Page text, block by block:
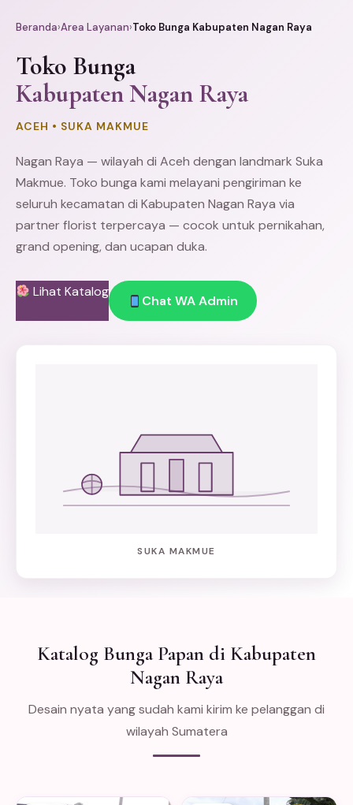
Beranda›Area Layanan›Toko Bunga Kabupaten Nagan Raya
Toko Bunga
Kabupaten Nagan Raya
ACEH • SUKA MAKMUE
Nagan Raya — wilayah di Aceh dengan landmark Suka
Makmue. Toko bunga kami melayani pengiriman ke
seluruh kecamatan di Kabupaten Nagan Raya via
partner florist terpercaya — cocok untuk pernikahan,
grand opening, dan ucapan duka.
Lihat Katalog
Chat WA Admin
SUKA MAKMUE
Katalog Bunga Papan di Kabupaten
Nagan Raya
Desain nyata yang sudah kami kirim ke pelanggan di
wilayah Sumatera